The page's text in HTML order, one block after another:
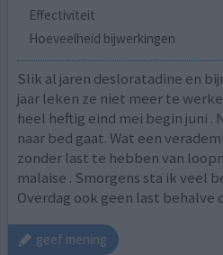
Effectiviteit
Hoeveelheid bijwerkingen
Slik al jaren desloratadine en
jaar leken ze niet meer te
heel heftig eind mei begin juni .
naar bed gaat. Wat een
zonder last te hebben van
malaise . Smorgens sta ik veel
Overdag ook geen last behalve
geef mening